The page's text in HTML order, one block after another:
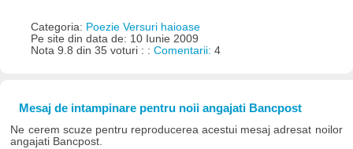
Categoria: Poezie Versuri haioase
Pe site din data de: 10 Iunie 2009
Nota 9.8 din 35 voturi : : Comentarii: 4
Mesaj de intampinare pentru noii angajati Bancpost
Ne cerem scuze pentru reproducerea acestui mesaj adresat noilor
angajati Bancpost.